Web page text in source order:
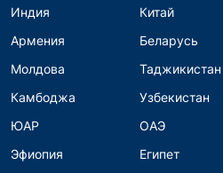
Индия Китай
Армения
Беларусь
Молдова
Таджикистан
Камбоджа
Узбекистан
ЮАР
ОАЭ
Эфиопия
Египет